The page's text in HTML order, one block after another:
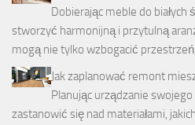
Dobierając meble do białych
stworzyć harmonijną i przytulną
mogą nie tylko wzbogacić
Jak zaplanować remont
Planując urządzanie
zastanowić się nad materiałami,